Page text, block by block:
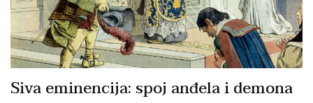
Siva eminencija: spoj anđela i demona